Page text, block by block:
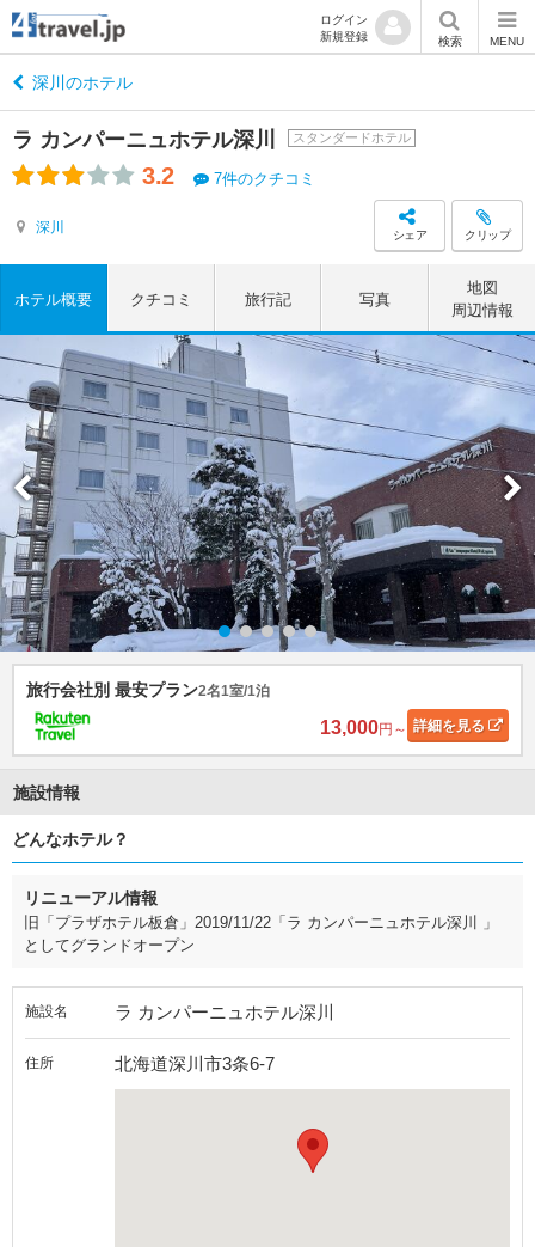
ログイン
新規登録
検索 MENU
深川のホテル
ラ カンパーニュホテル深川 スタンダードホテル
3.2 7件のクチコミ
深川 シェア クリップ
ホテル概要 クチコミ 旅行記 写真
地図
周辺情報
旅行会社別 最安プラン2名1室/1泊
13,000円～ 詳細を見る
施設情報
どんなホテル？
リニューアル情報
旧「プラザホテル板倉」2019/11/22「ラ カンパーニュホテル深川 」
としてグランドオープン
施設名 ラ カンパーニュホテル深川
住所 北海道深川市3条6-7